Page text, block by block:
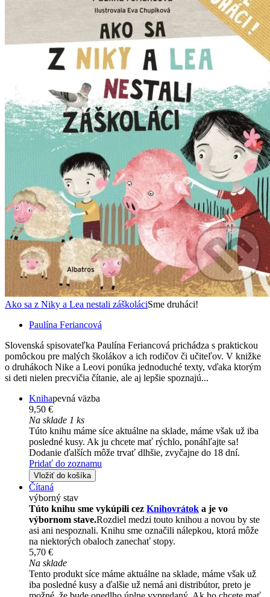
Ako sa z Niky a Lea nestali záškoláciSme druháci!
Paulína Feriancová
Slovenská spisovateľka Paulína Feriancová prichádza s praktickou
pomôckou pre malých školákov a ich rodičov či učiteľov. V knižke
o druhákoch Nike a Leovi ponúka jednoduché texty, vďaka ktorým
si deti nielen precvičia čítanie, ale aj lepšie spoznajú...
Knihapevná väzba
9,50 €
Na sklade 1 ks
Túto knihu máme síce aktuálne na sklade, máme však už iba
posledné kusy. Ak ju chcete mať rýchlo, ponáhľajte sa!
Dodanie ďalších môže trvať dlhšie, zvyčajne do 18 dní.
Pridať do zoznamu
Vložiť do košíka
Čítaná
výborný stav
Túto knihu sme vykúpili cez Knihovrátok a je vo
výbornom stave.Rozdiel medzi touto knihou a novou by ste
asi ani nespoznali. Knihu sme označili nálepkou, ktorá môže
na niektorých obaloch zanechať stopy.
5,70 €
Na sklade
Tento produkt síce máme aktuálne na sklade, máme však už
iba posledné kusy a ďalšie už nemá ani distribútor, preto je